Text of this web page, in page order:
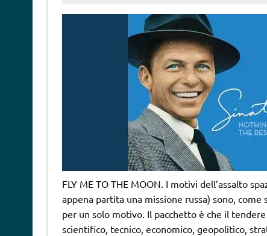
FLY ME TO THE MOON. I motivi dell’assalto
appena partita una missione russa) sono,
per un solo motivo. Il pacchetto è che il
scientifico, tecnico, economico, geopolitico,